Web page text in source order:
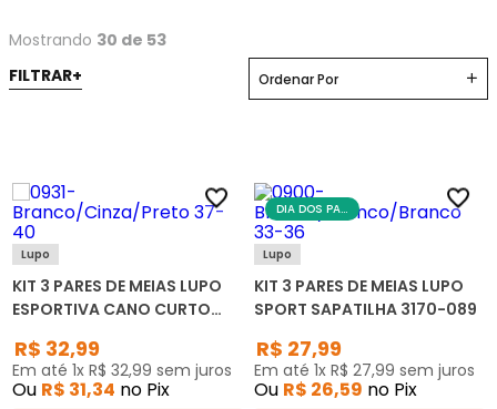
Mostrando 30 de 53
Ordenar Por
Lupo
KIT 3 PARES DE MEIAS LUPO
ESPORTIVA CANO CURTO
R$ 32,99
Em até 1x R$ 32,99 sem juros
Ou R$ 31,34 no Pix
DIA DOS PAIS
Lupo
KIT 3 PARES DE MEIAS LUPO
SPORT SAPATILHA 3170-089
R$ 27,99
Em até 1x R$ 27,99 sem juros
Ou R$ 26,59 no Pix